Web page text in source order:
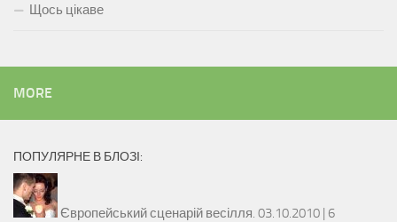
Щось цікаве
MORE
ПОПУЛЯРНЕ В БЛОЗІ:
Європейський сценарій весілля. 03.10.2010 | 6